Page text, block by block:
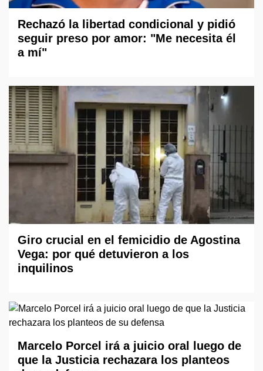
Rechazó la libertad condicional y pidió
seguir preso por amor: "Me necesita él
a mí"
Giro crucial en el femicidio de Agostina
Vega: por qué detuvieron a los
inquilinos
Marcelo Porcel irá a juicio oral luego de
que la Justicia rechazara los planteos